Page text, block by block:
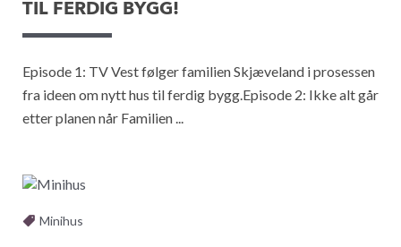
TIL FERDIG BYGG!
Episode 1: TV Vest følger familien Skjæveland i prosessen
fra ideen om nytt hus til ferdig bygg.Episode 2: Ikke alt går
etter planen når Familien ...
Minihus